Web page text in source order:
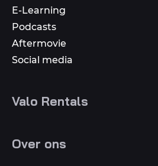
E-Learning
Podcasts
Aftermovie
Social media
Valo Rentals
Over ons